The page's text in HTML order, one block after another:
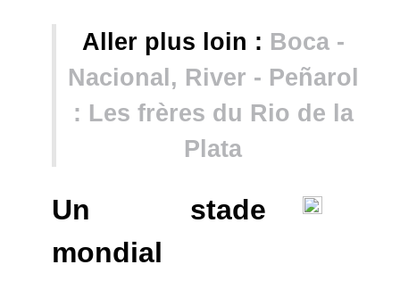
Aller plus loin : Boca -
Nacional, River - Peñarol
: Les frères du Rio de la
Plata
Un stade
mondial